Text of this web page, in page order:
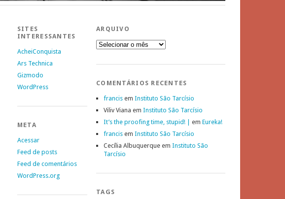
SITES
INTERESSANTES
AcheiConquista
Ars Technica
Gizmodo
WordPress
META
Acessar
Feed de posts
Feed de comentários
WordPress.org
ARQUIVO
Arquivo
COMENTÁRIOS RECENTES
francis em Instituto São Tarcísio
Viliv Viana em Instituto São Tarcísio
It’s the proofing time, stupid! |
em Eureka!
francis em Instituto São Tarcísio
Cecília Albuquerque em Instituto São
Tarcísio
TAGS